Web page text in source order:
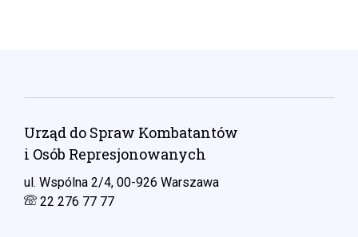
Urząd do Spraw Kombatantów
i Osób Represjonowanych
ul. Wspólna 2/4, 00-926 Warszawa
22 276 77 77